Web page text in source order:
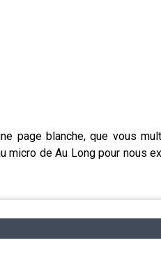
page blanche, que vous
micro de Au Long pour nous